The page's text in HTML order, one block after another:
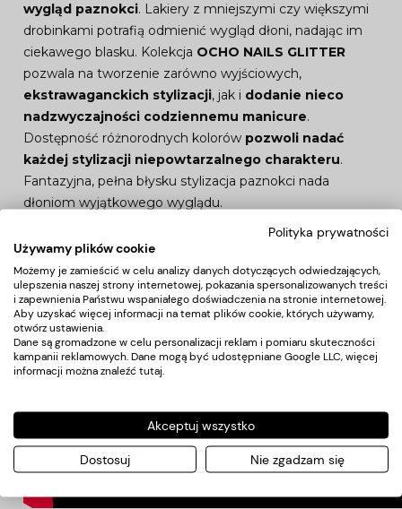
wygląd paznokci. Lakiery z mniejszymi czy większymi
drobinkami potrafią odmienić wygląd dłoni, nadając im
ciekawego blasku. Kolekcja OCHO NAILS GLITTER
pozwala na tworzenie zarówno wyjściowych,
ekstrawaganckich stylizacji, jak i dodanie nieco
nadzwyczajności codziennemu manicure.
Dostępność różnorodnych kolorów pozwoli nadać
każdej stylizacji niepowtarzalnego charakteru.
Fantazyjna, pełna błysku stylizacja paznokci nada
dłoniom wyjątkowego wyglądu.
Polityka prywatności
Używamy plików cookie
Możemy je zamieścić w celu analizy danych dotyczących odwiedzających,
ulepszenia naszej strony internetowej, pokazania spersonalizowanych treści
i zapewnienia Państwu wspaniałego doświadczenia na stronie internetowej.
Aby uzyskać więcej informacji na temat plików cookie, których używamy,
otwórz ustawienia.
Dane są gromadzone w celu personalizacji reklam i pomiaru skuteczności
kampanii reklamowych. Dane mogą być udostępniane Google LLC, więcej
informacji można znaleźć tutaj
Akceptuj wszystko
Dostosuj Nie zgadzam się